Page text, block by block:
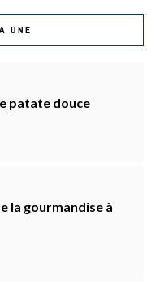
UNE
patate douce
la gourmandise à